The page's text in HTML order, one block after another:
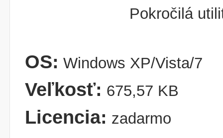
Pokročilá
OS: Windows XP/Vista/7
Veľkosť: 675,57 KB
Licencia: zadarmo